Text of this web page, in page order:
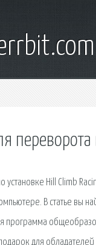
установке Hill Climb
В статье вы
программа
для